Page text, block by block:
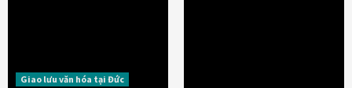
Giao lưu văn hóa tại Đức